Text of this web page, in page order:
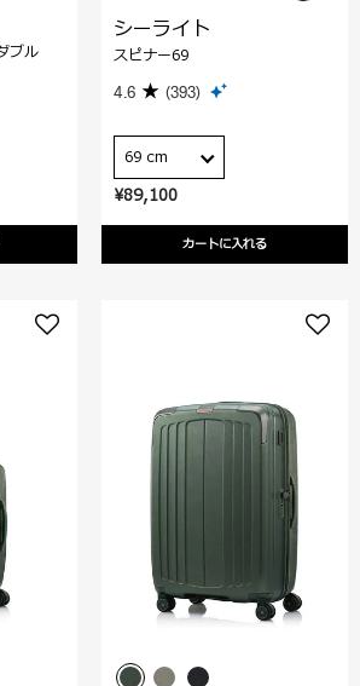
ブル
¥89,100
カートに入れる
シーライト
スピナー69
4.6 (393)
69 cm